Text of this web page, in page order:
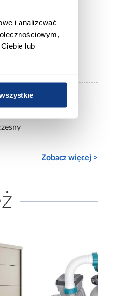
i analizować
lub
tapicerka
Zobacz więcej >